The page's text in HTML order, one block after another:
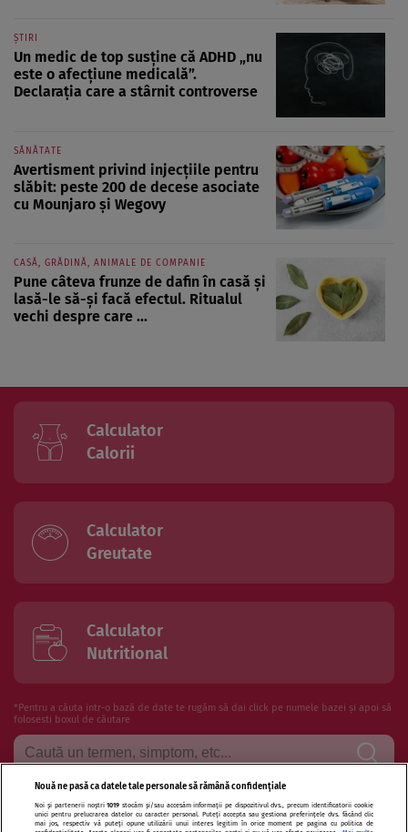
ȘTIRI
Un medic de top susține că ADHD „nu
este o afecțiune medicală”.
Declarația care a stârnit controverse
SĂNĂTATE
Avertisment privind injecțiile pentru
slăbit: peste 200 de decese asociate
cu Mounjaro și Wegovy
CASĂ, GRĂDINĂ, ANIMALE DE COMPANIE
Pune câteva frunze de dafin în casă și
lasă-le să-și facă efectul. Ritualul
vechi despre care ...
Calculator
Calorii
Calculator
Greutate
Calculator
Nutritional
*Pentru a căuta intr-o bază de date te rugăm să dai click pe numele bazei și apoi să
folosesti boxul de căutare
Termeni si conditii de utilizare
Politica de confidentialitate
Nouă ne pasă ca datele tale personale să rămână confidențiale
Noi și partenerii noștri1019 stocăm și/sau accesăm informații pe dispozitivul dvs., precum identificatorii cookie
unici pentru prelucrarea datelor cu caracter personal. Puteți accepta sau gestiona preferințele dvs. făcând clic
mai jos, respectiv vă puteți opune utilizării unui interes legitim în orice moment pe pagina cu politica de